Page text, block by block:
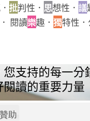
批判性． 思想性． 議
閱讀樂趣． 獨特性
支持的每一分
讀的重要力量
助